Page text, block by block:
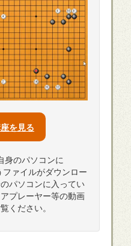
を見る
身のパソコンに
ファイルがダウンロー
パソコンに入ってい
プレーヤー等の動画
ください。